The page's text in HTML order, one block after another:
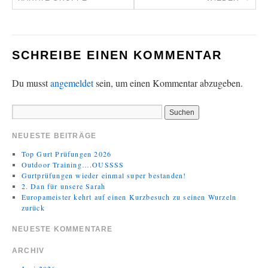
SCHREIBE EINEN KOMMENTAR
Du musstangemeldetsein, um einen Kommentar abzugeben.
NEUESTE BEITRÄGE
Top Gurt Prüfungen 2026
Outdoor Training….OUSSSS
Gurtprüfungen wieder einmal super bestanden!
2. Dan für unsere Sarah
Europameister kehrt auf einen Kurzbesuch zu seinen Wurzeln
zurück
NEUESTE KOMMENTARE
ARCHIV